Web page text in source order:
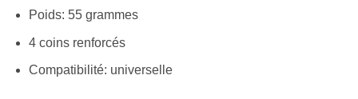
Poids: 55 grammes
4 coins renforcés
Compatibilité: universelle